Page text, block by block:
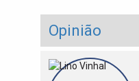
Opinião